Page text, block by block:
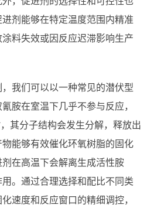
剂能够在特定温度范围内精准
料失效或因反应迟滞影响生产
我们可以以一种常见的潜伏型
胺在室温下几乎不参与反应，
其分子结构会发生分解，释放出
能够有效催化环氧树脂的固化
在高温下会解离生成活性胺
。通过合理选择和配比不同类
速度和反应窗口的精细调控，